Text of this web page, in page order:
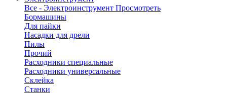
Все - Электроинструмент Просмотреть
Бормашины
Для пайки
Насадки для дрели
Пилы
Прочий
Расходники специальные
Расходники универсальные
Склейка
Станки